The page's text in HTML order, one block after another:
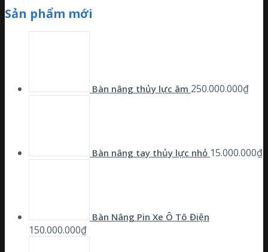
Sản phẩm mới
Bàn nâng thủy lực âm 250.000.000₫
Bàn nâng tay thủy lực nhỏ 15.000.000₫
Bàn Nâng Pin Xe Ô Tô Điện
150.000.000₫